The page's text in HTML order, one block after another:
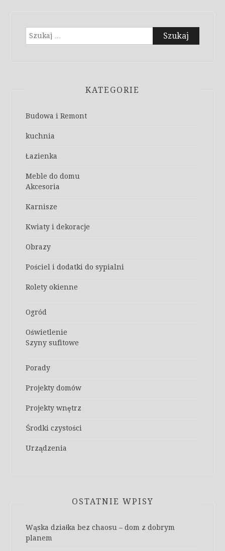
Szukaj:
KATEGORIE
Budowa i Remont
kuchnia
Łazienka
Meble do domu
Akcesoria
Karnisze
Kwiaty i dekoracje
Obrazy
Pościel i dodatki do sypialni
Rolety okienne
Ogród
Oświetlenie
Szyny sufitowe
Porady
Projekty domów
Projekty wnętrz
Środki czystości
Urządzenia
OSTATNIE WPISY
Wąska działka bez chaosu – dom z dobrym
planem